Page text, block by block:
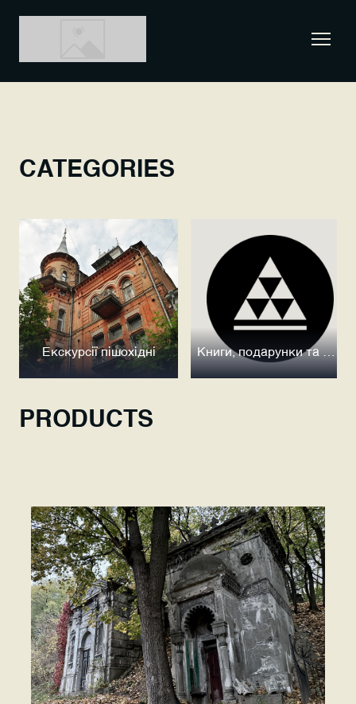
CATEGORIES
Екскурсії пішохідні Книги, подарунки та Сувеніри від Прихованого Києва
PRODUCTS